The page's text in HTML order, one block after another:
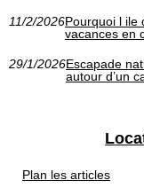
11/2/2026Pourquoi l ile
vacances en
29/1/2026Escapade
autour d’un
Plan les articles